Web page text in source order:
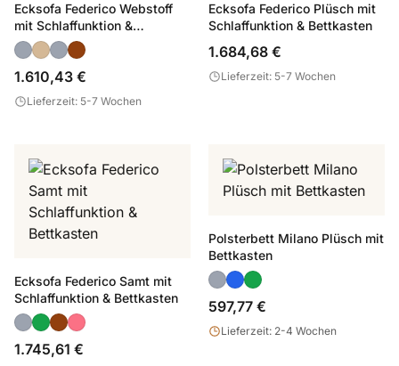
Ecksofa Federico Webstoff
mit Schlaffunktion &
Bettkasten
1.610,43 €
Lieferzeit: 5-7 Wochen
Ecksofa Federico Plüsch mit
Schlaffunktion & Bettkasten
1.684,68 €
Lieferzeit: 5-7 Wochen
Ecksofa Federico Samt mit
Schlaffunktion & Bettkasten
1.745,61 €
Polsterbett Milano Plüsch mit
Bettkasten
597,77 €
Lieferzeit: 2-4 Wochen